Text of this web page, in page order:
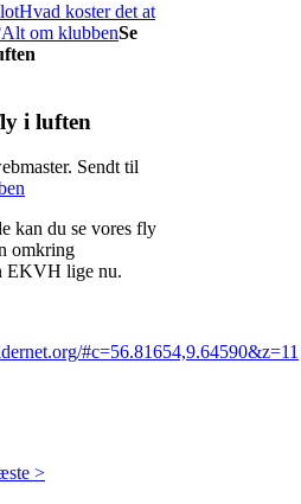
Hvad koster det at
Alt om klubbenSe
i luften
Sendt til
kan du se vores fly
omkring
EKVH lige nu.
#c=56.81654,9.64590&z=11
>